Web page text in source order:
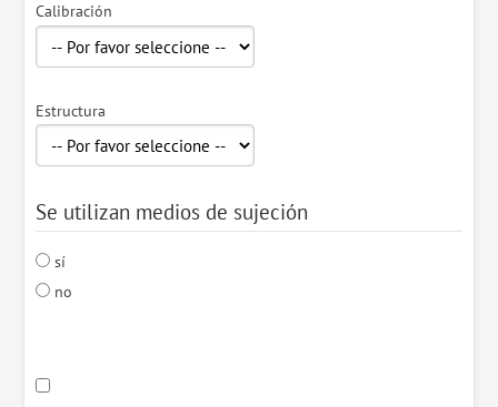
Calibración
Estructura
Se utilizan medios de sujeción
sí
no